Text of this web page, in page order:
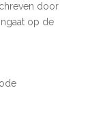
door
op de